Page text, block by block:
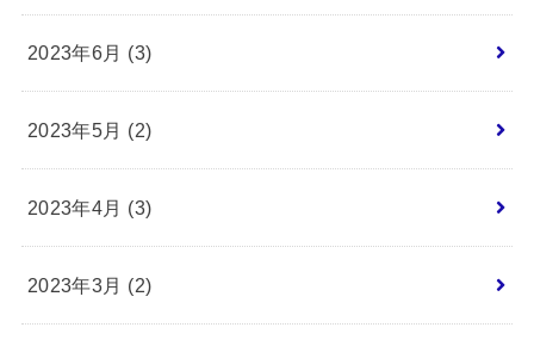
2023年6月 (3)
2023年5月 (2)
2023年4月 (3)
2023年3月 (2)